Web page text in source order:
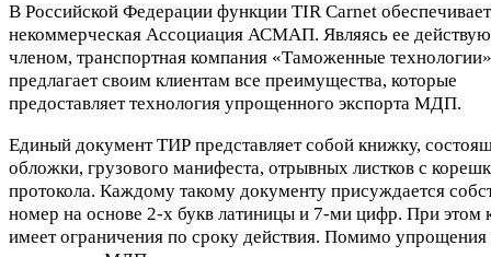
В Российской Федерации функции TIR Carnet обеспечивает
некоммерческая Ассоциация АСМАП. Являясь ее
членом, транспортная компания «Таможенные технологии»
предлагает своим клиентам все преимущества, которые
предоставляет технология упрощенного экспорта МДП.
Единый документ ТИР представляет собой книжку,
обложки, грузового манифеста, отрывных листков с
протокола. Каждому такому документу присуждается
номер на основе 2-х букв латиницы и 7-ми цифр. При этом
имеет ограничения по сроку действия. Помимо упрощения